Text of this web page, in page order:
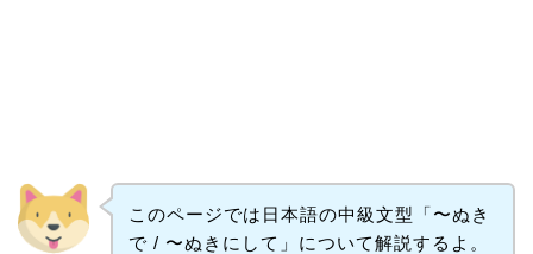
このページでは日本語の中級文型「〜ぬき
で / 〜ぬきにして」について解説するよ。